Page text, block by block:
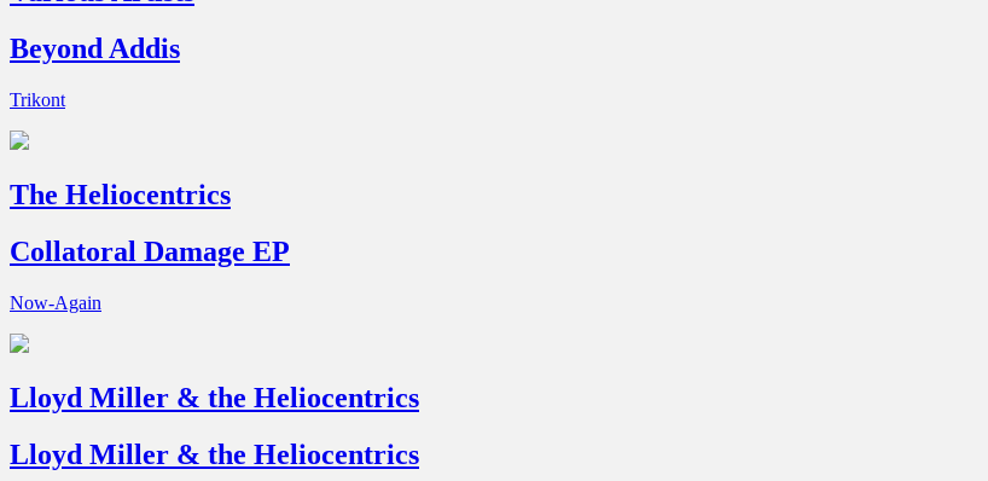
Beyond Addis
Trikont
The Heliocentrics
Collatoral Damage EP
Now-Again
Lloyd Miller & the Heliocentrics
Lloyd Miller & the Heliocentrics